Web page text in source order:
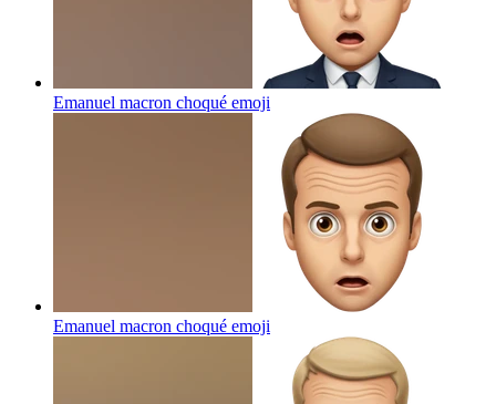
Emanuel macron choqué emoji
Emanuel macron choqué emoji